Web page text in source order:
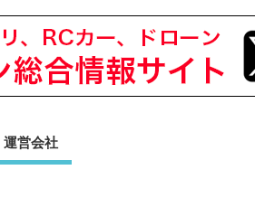
運営会社